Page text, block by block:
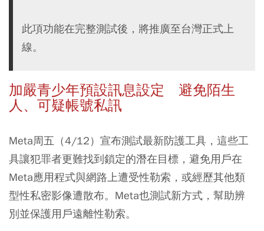
此項功能在完整測試後，將推廣至台灣正式上
線。
加嚴青少年預設訊息設定 避免陌生
人、可疑帳號私訊
Meta周五（4/12）宣布測試最新防護工具，這些工
具讓犯罪者更難找到鎖定的潛在目標，避免用戶在
Meta應用程式與網路上遭受性勒索，或經歷其他類
型性私密影像遭散布。Meta也測試新方式，幫助辨
別並保護用戶遠離性勒索。